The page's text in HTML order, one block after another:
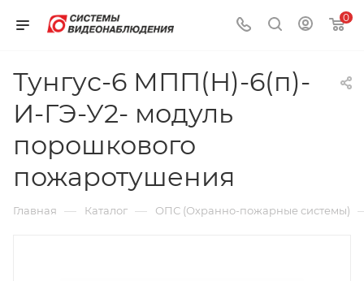
0
Тунгус-6 МПП(Н)-6(п)-
И-ГЭ-У2- модуль
порошкового
пожаротушения
Главная — Каталог — ОПС (Охранно-пожарные системы)